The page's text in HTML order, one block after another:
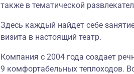
также в тематической
Здесь каждый найдет себе
визита в настоящий театр.
Компания с 2004 года создает
9 комфортабельных теплоходов.